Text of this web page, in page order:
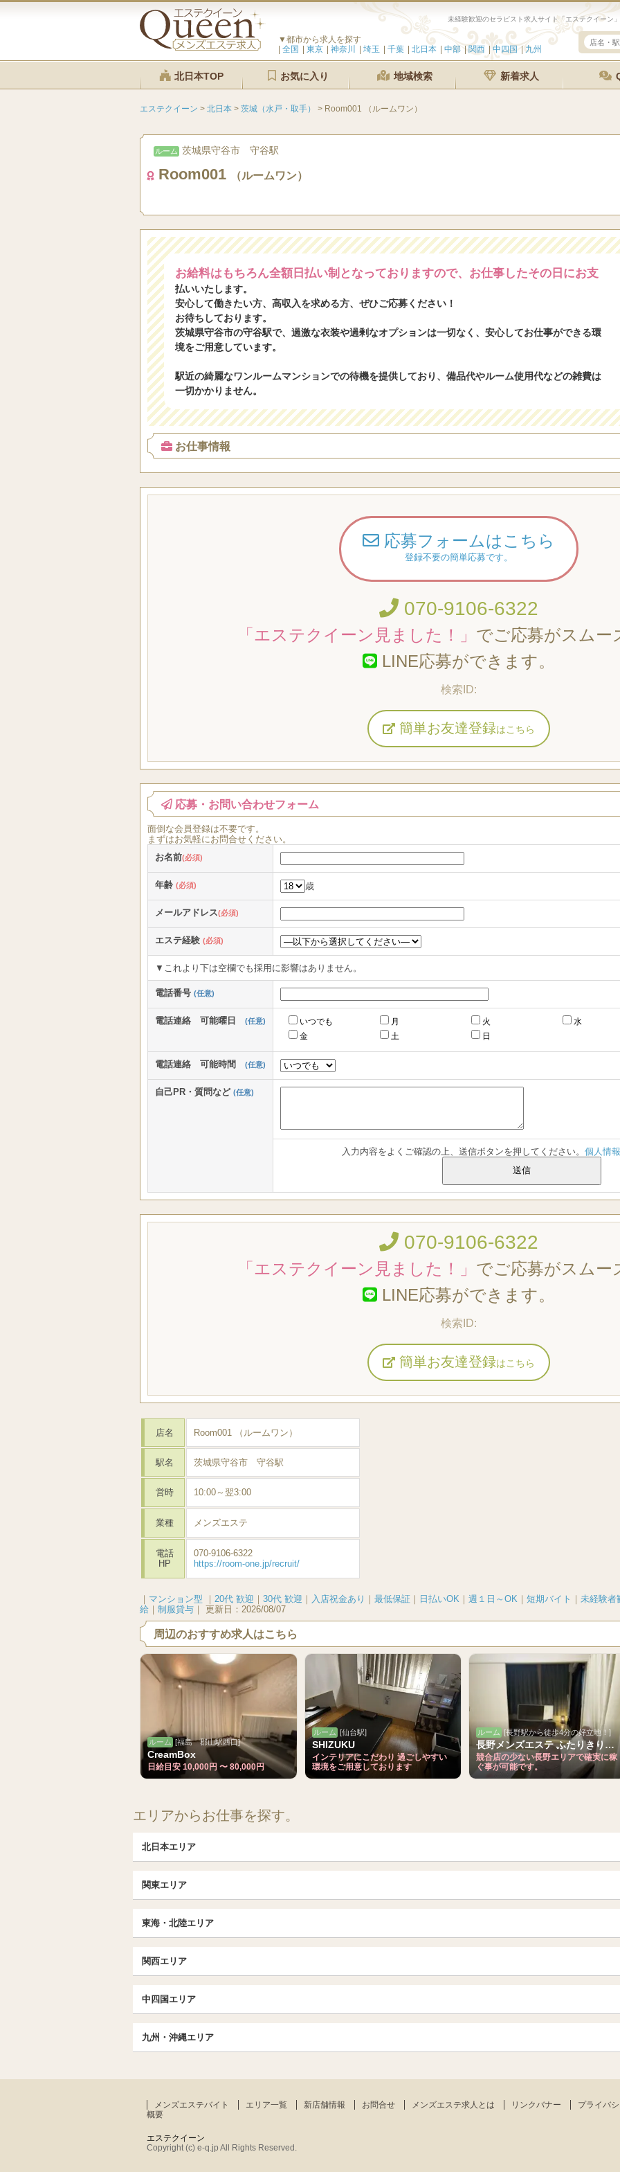
▼都市から求人を探す
全国
東京 神奈川 埼玉 千葉 北日本 中部 関西 中四国 九州
北日本TOP お気に入り 地域検索 新着求人
エステクイーン > 北日本 > 茨城（水戸・取手） > Room001 （ルームワン）
ルーム 茨城県守谷市 守谷駅
Room001 （ルームワン）
お給料はもちろん全額日払い制となっておりますので、お仕事したその日にお支
払いいたします。
安心して働きたい方、高収入を求める方、ぜひご応募ください！
お待ちしております。
茨城県守谷市の守谷駅で、過激な衣装や過剰なオプションは一切なく、安心してお仕事ができる環
境をご用意しています。
駅近の綺麗なワンルームマンションでの待機を提供しており、備品代やルーム使用代などの雑費は
一切かかりません。
お仕事情報
応募フォームはこちら
登録不要の簡単応募です。
070-9106-6322
「エステクイーン見ました！」 でご応募がスムー
LINE応募ができます。
簡単お友達登録はこちら
応募・お問い合わせフォーム
面倒な会員登録は不要です。
まずはお気軽にお問合せください。
お名前(必須)
年齢 (必須) 歳
メールアドレス(必須)
エステ経験 (必須)
▼これより下は空欄でも採用に影響はありません。
電話番号 (任意)
電話連絡 可能曜日 (任意) いつでも 月 火
水
金
土 日
電話連絡 可能時間 (任意)
自己PR・質問など (任意)
入力内容をよくご確認の上、送信ボタンを押してください。 個人情
070-9106-6322
「エステクイーン見ました！」 でご応募がスムー
LINE応募ができます。
簡単お友達登録はこちら
店名 Room001 （ルームワン）
駅名 茨城県守谷市 守谷駅
営時 10:00～翌3:00
業種 メンズエステ
電話
HP
070-9106-6322
https://room-one.jp/recruit/
｜ マンション型 ｜ 20代 歓迎 ｜ 30代 歓迎 ｜ 入店祝金あり ｜ 最低保証 ｜ 日払いOK ｜ 週１日～OK ｜ 短期バイト ｜ 未経験者
給 ｜ 制服貸与 ｜ 更新日： 2026/08/07
周辺のおすすめ求人はこちら
ルーム [福島 郡山駅西口]
CreamBox
日給目安 10,000円 〜 80,000円
ルーム [仙台駅]
SHIZUKU
インテリアにこだわり 過ごしやすい
環境をご用意しております
ルーム [長野駅から徒歩4分の好立地！]
長野メンズエステ ふたりきりSPA
競合店の少ない長野エリアで確実に稼
ぐ事が可能です。
エリアからお仕事を探す。
北日本エリア
北海道（札幌・旭川・函館） 青森
岩手 (盛岡・北上)
福島 (いわき・郡山)
茨城（水戸・取手）
栃木（宇都宮・小山） 群馬（伊勢崎・高崎・前橋）
関東エリア
大宮・浦和・川口 越谷・春日部 所沢・川越
千葉TOP
東京TOP
京王線・小田急線沿線
八王子・立川・国分寺
神奈川TOP
東海・北陸エリア
愛知（名古屋） 岐阜県
三重県
名古屋TOP
名古屋・名駅・太閤通
春日井・豊田・東海
刈谷・安城・岡崎・豊橋
関西エリア
京都駅・伏見区 烏丸御池駅
四条烏丸・河原町・祇園四条
三条・京都市役所前
大阪エリア
梅田・北新地 肥後橋・淀屋橋・北浜
南森町・天満・京橋
難波（なんば）
南船場・心斎橋・長堀橋
堺筋本町・本町
堺・和泉・岸和田
中四国エリア
広島 岡山
山口
九州・沖縄エリア
大分
鹿児島 宮崎
メンズエステバイト エリア一覧 新店舗情報 お問合せ メンズエステ求人とは リンクバナー
プライバ
概要
エステクイーン
Copyright (c) e-q.jp All Rights Reserved.